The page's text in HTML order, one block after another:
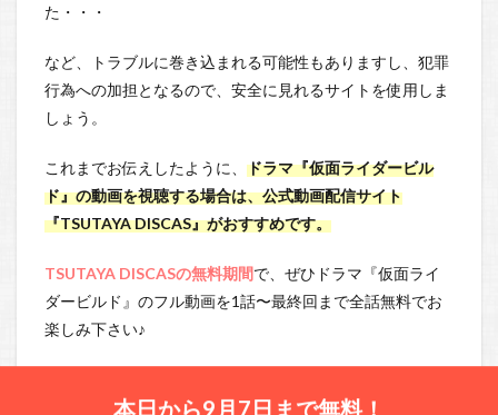
た・・・
など、トラブルに巻き込まれる可能性もありますし、犯罪
行為への加担となるので、安全に見れるサイトを使用しま
しょう。
これまでお伝えしたように、 ドラマ『仮面ライダービル
ド』の動画を視聴する場合は、公式動画配信サイト
『TSUTAYA DISCAS』がおすすめです。
TSUTAYA DISCASの無料期間で、ぜひドラマ『仮面ライ
ダービルド』のフル動画を1話〜最終回まで全話無料でお
楽しみ下さい♪